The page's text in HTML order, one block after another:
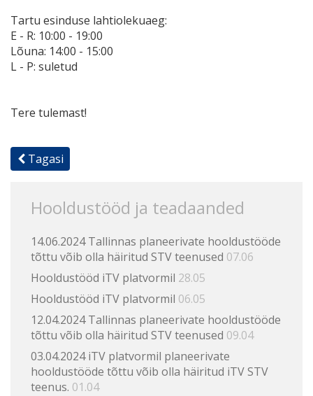
Tartu esinduse lahtiolekuaeg:
E - R: 10:00 - 19:00
Lõuna: 14:00 - 15:00
L - P: suletud
Tere tulemast!
Tagasi
Hooldustööd ja teadaanded
14.06.2024 Tallinnas planeerivate hooldustööde
tõttu võib olla häiritud STV teenused 07.06
Hooldustööd iTV platvormil 28.05
Hooldustööd iTV platvormil 06.05
12.04.2024 Tallinnas planeerivate hooldustööde
tõttu võib olla häiritud STV teenused 09.04
03.04.2024 iTV platvormil planeerivate
hooldustööde tõttu võib olla häiritud iTV STV
teenus. 01.04